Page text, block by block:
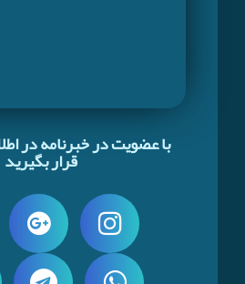
با عضویت در خبرنامه در
قرار بگیرید